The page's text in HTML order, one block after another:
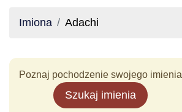
Imiona Adachi
Poznaj pochodzenie swojego imienia
Szukaj imienia